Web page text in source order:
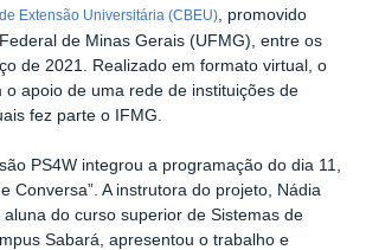
Extensão Universitária (CBEU), promovido
de Minas Gerais (UFMG), entre os
de 2021. Realizado em formato virtual, o
o apoio de uma rede de instituições de
fez parte o IFMG.
PS4W integrou a programação do dia 11,
Conversa”. A instrutora do projeto, Nádia
do curso superior de Sistemas de
Sabará, apresentou o trabalho e